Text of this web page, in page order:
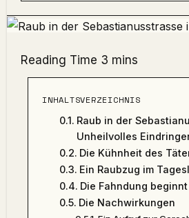
INHALTSVERZEICHNIS
Raub in der
Unheilvolles
Die Kühnheit des
Ein Raubzug im
Die Fahndung beginnt
Die Nachwirkungen